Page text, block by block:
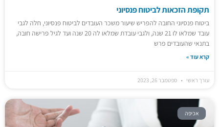
תקופת הזכאות לביטוח פנסיוני
ביטוח פנסיוני החובה להפריש שיעור משכר העובדים לביטוח פנסיוני, חלה לגבי
עובד שמלאו לו 21 שנה, ולגבי עובדת שמלאו לה 20 שנה ועד לגיל פרישה חובה,
בתנאי שהעובדים פרש
קרא עוד »
עורך ראשי ספטמבר 26, 2023
אכיפה